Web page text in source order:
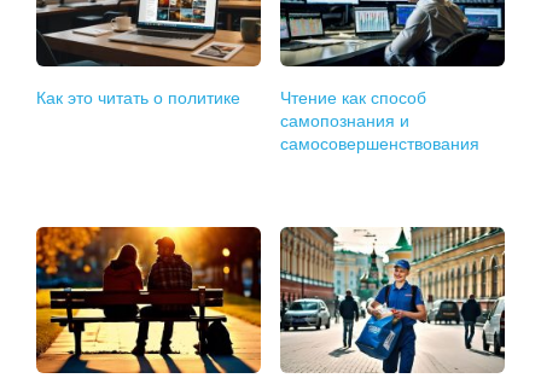
Как это читать о политике
Чтение как способ
самопознания и
самосовершенствования